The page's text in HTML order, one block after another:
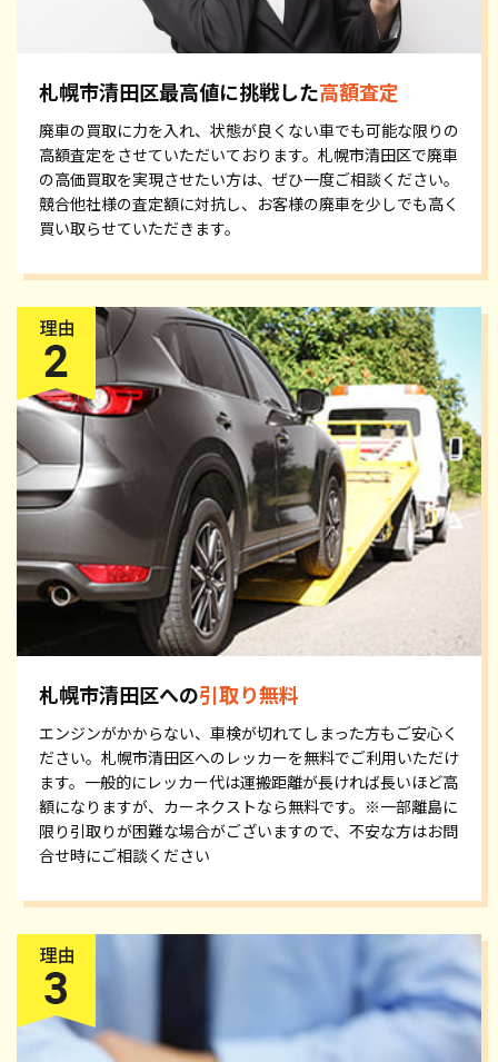
札幌市清田区最高値に挑戦した高額査定
廃車の買取に力を入れ、状態が良くない車でも可能な限りの
高額査定をさせていただいております。札幌市清田区で廃車
の高価買取を実現させたい方は、ぜひ一度ご相談ください。
競合他社様の査定額に対抗し、お客様の廃車を少しでも高く
買い取らせていただきます。
札幌市清田区への引取り無料
エンジンがかからない、車検が切れてしまった方もご安心く
ださい。札幌市清田区へのレッカーを無料でご利用いただけ
ます。一般的にレッカー代は運搬距離が長ければ長いほど高
額になりますが、カーネクストなら無料です。※一部離島に
限り引取りが困難な場合がございますので、不安な方はお問
合せ時にご相談ください